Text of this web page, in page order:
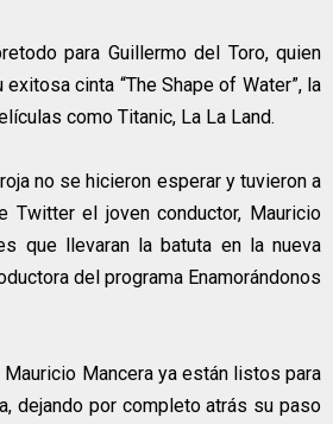
para Guillermo del Toro, quien
cinta “The Shape of Water”, la
como Titanic, La La Land.
no se hicieron esperar y tuvieron a
Twitter el joven conductor, Mauricio
que llevaran la batuta en la nueva
del programa Enamorándonos
Mancera ya están listos para
dejando por completo atrás su paso